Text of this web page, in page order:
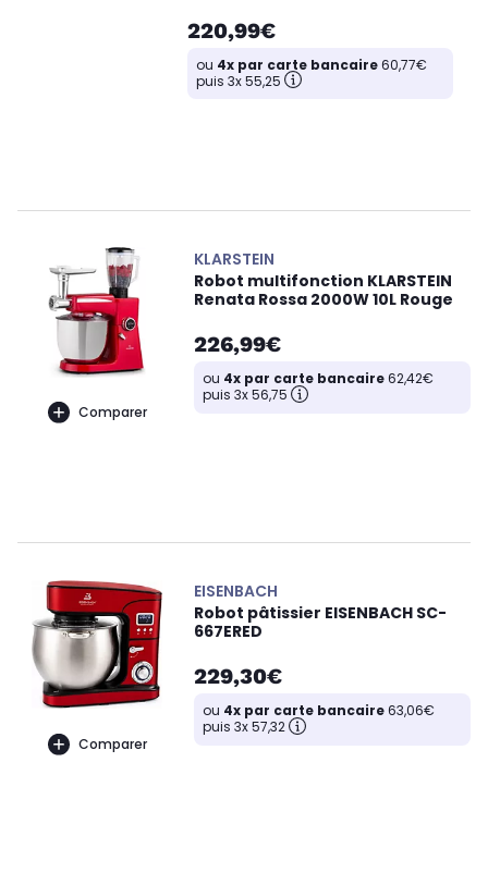
220,99€
ou 4x par carte bancaire60,77€
puis 3x 55,25
Comparer
KLARSTEIN
Robot multifonction KLARSTEIN
Renata Rossa 2000W 10L Rouge
226,99€
ou 4x par carte bancaire62,42€
puis 3x 56,75
Comparer
EISENBACH
Robot pâtissier EISENBACH SC-
667ERED
229,30€
ou 4x par carte bancaire63,06€
puis 3x 57,32